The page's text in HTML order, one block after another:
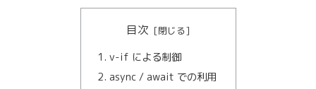
目次
v-if による制御
async / await での利用